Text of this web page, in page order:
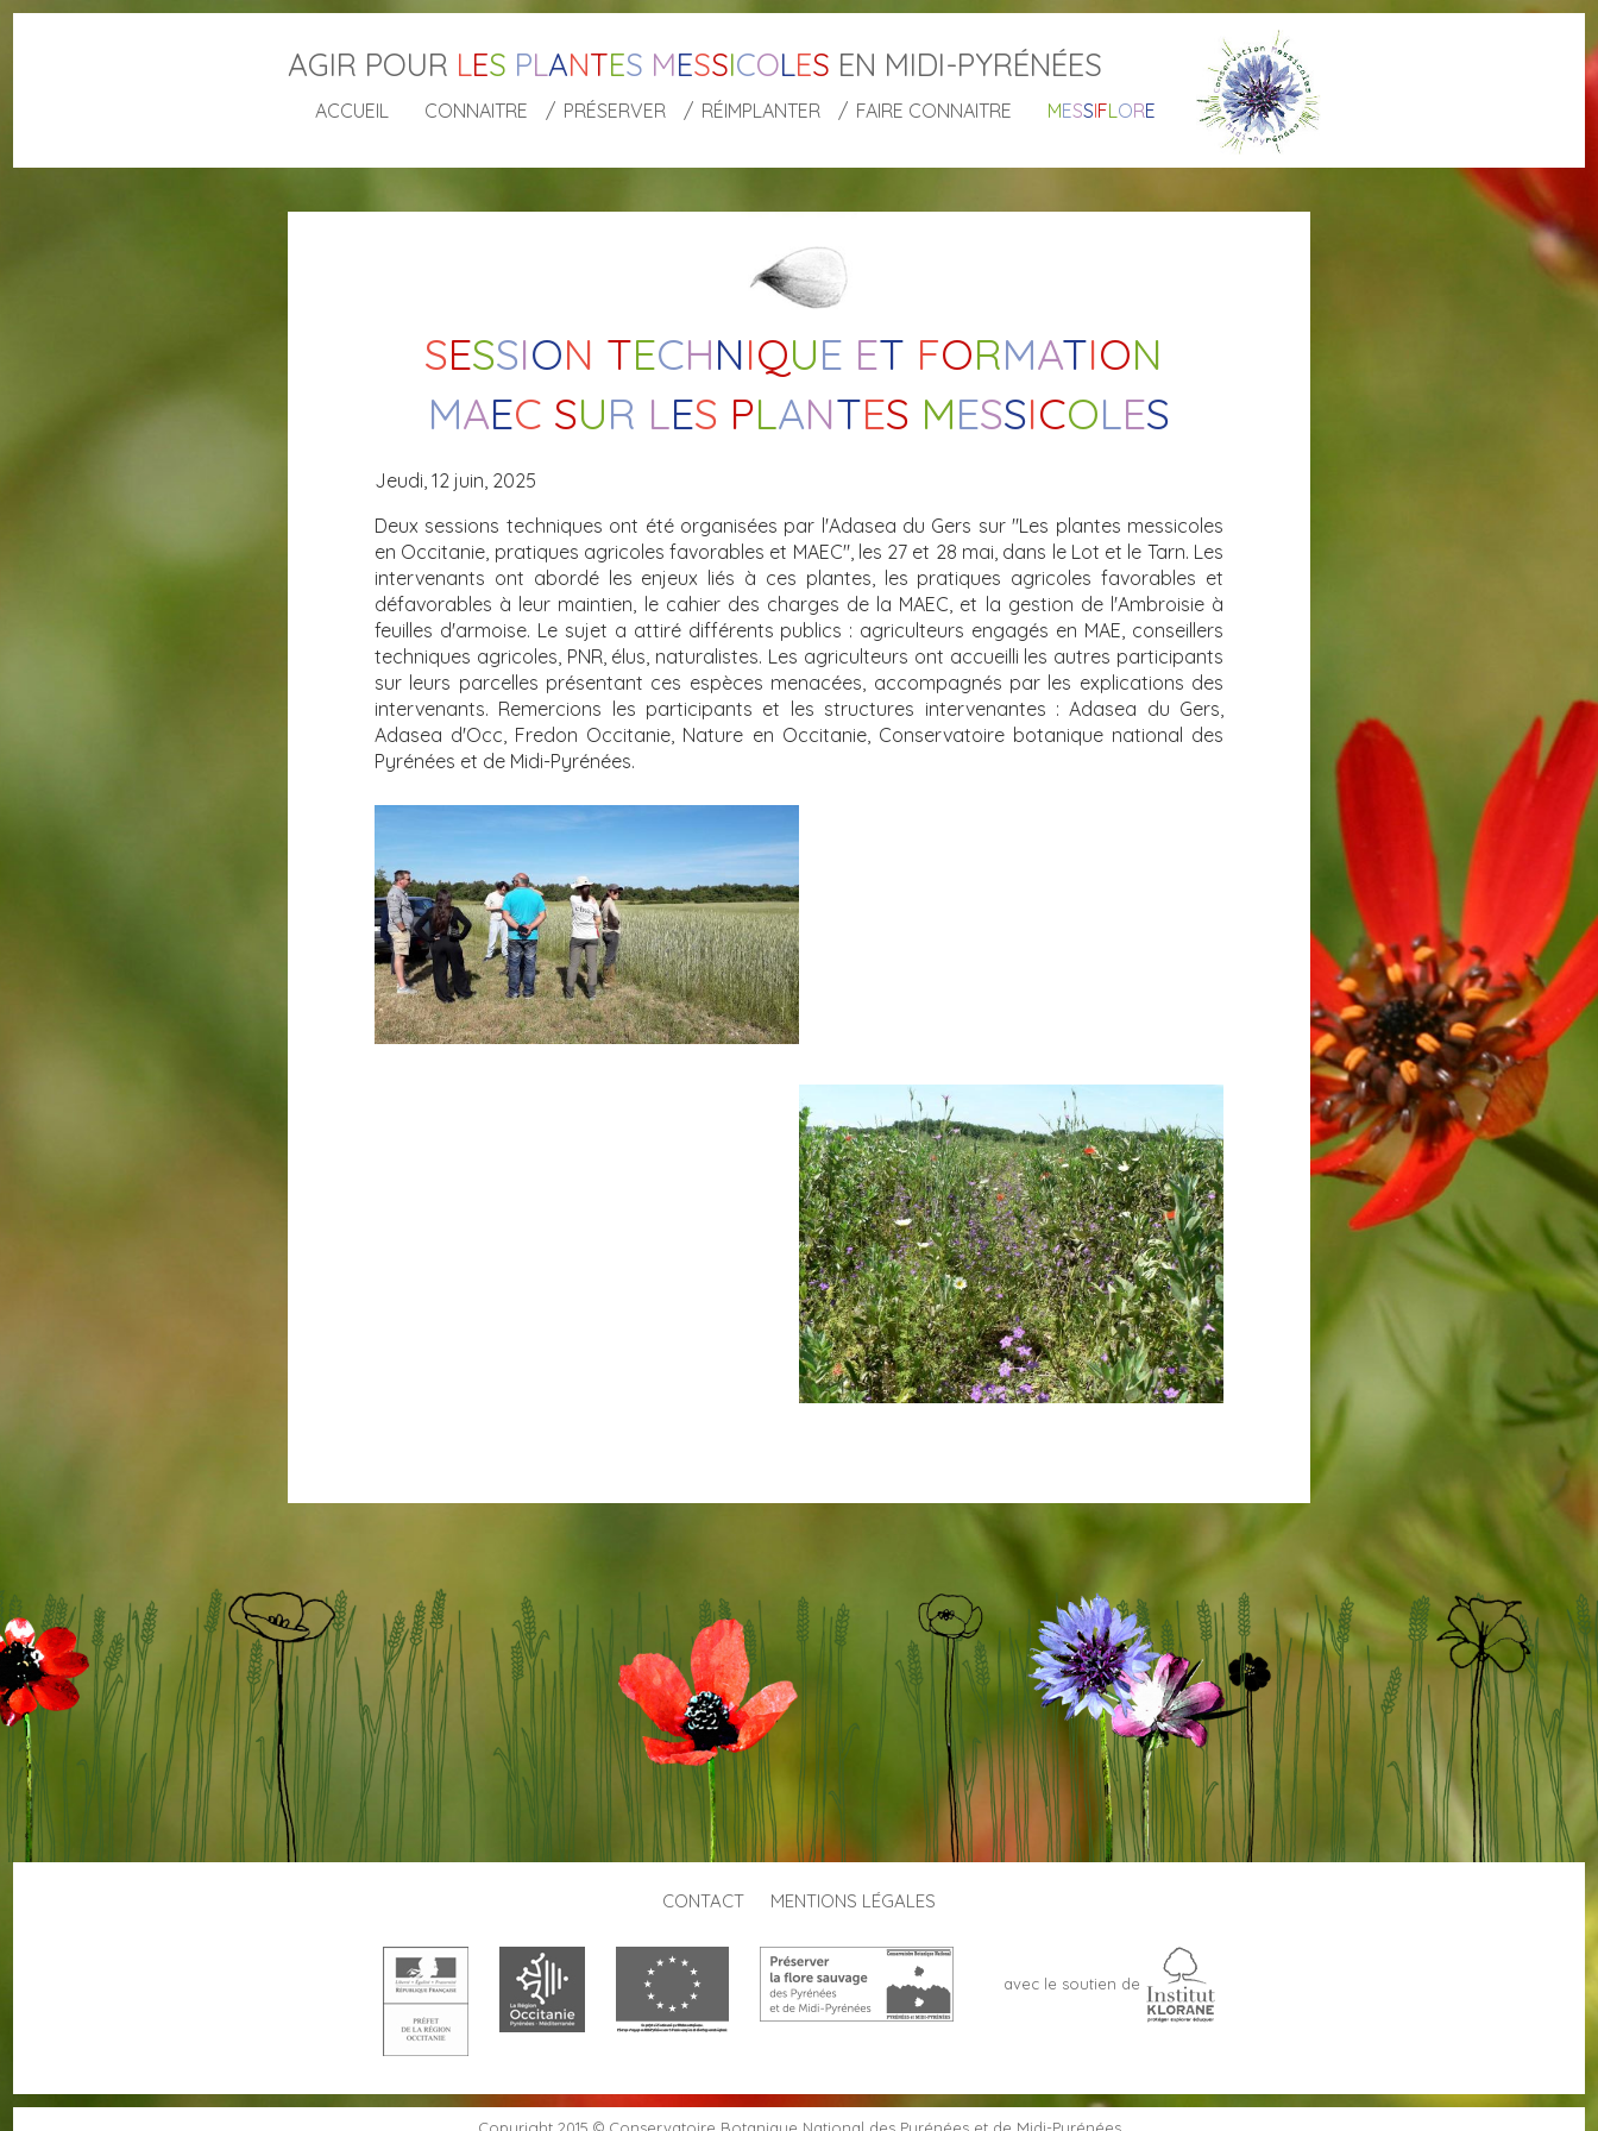
AGIR POUR LES PLANTES MESSICOLES EN MIDI-PYRÉNÉES
ACCUEIL CONNAITRE PRÉSERVER RÉIMPLANTER FAIRE CONNAITRE MESSIFLORE
SESSION TECHNIQUE ET FORMATION
MAEC SUR LES PLANTES MESSICOLES
Jeudi, 12 juin, 2025
Deux sessions techniques ont été organisées par l'Adasea du Gers sur "Les plantes messicoles
en Occitanie, pratiques agricoles favorables et MAEC", les 27 et 28 mai, dans le Lot et le Tarn. Les
intervenants ont abordé les enjeux liés à ces plantes, les pratiques agricoles favorables et
défavorables à leur maintien, le cahier des charges de la MAEC, et la gestion de l'Ambroisie à
feuilles d'armoise. Le sujet a attiré différents publics : agriculteurs engagés en MAE, conseillers
techniques agricoles, PNR, élus, naturalistes. Les agriculteurs ont accueilli les autres participants
sur leurs parcelles présentant ces espèces menacées, accompagnés par les explications des
intervenants. Remercions les participants et les structures intervenantes : Adasea du Gers,
Adasea d'Occ, Fredon Occitanie, Nature en Occitanie, Conservatoire botanique national des
Pyrénées et de Midi-Pyrénées.
CONTACT MENTIONS LÉGALES
avec le soutien de